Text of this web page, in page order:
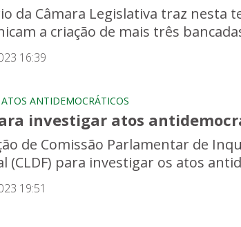
da Câmara Legislativa traz nesta
a criação de mais três
16:39
ANTIDEMOCRÁTICOS
investigar atos
de Comissão Parlamentar de
(CLDF) para investigar os atos
19:51